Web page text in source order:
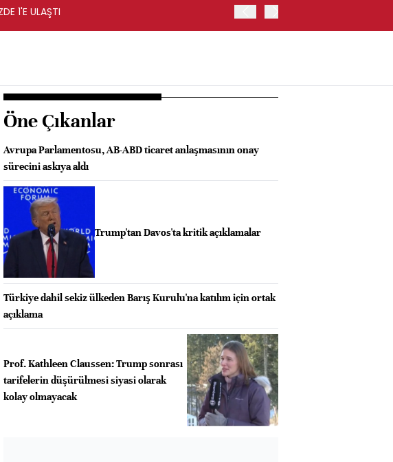
1'E ULAŞTI
Öne Çıkanlar
Avrupa Parlamentosu, AB-ABD ticaret anlaşmasının onay
sürecini askıya aldı
Trump'tan Davos'ta kritik açıklamalar
Türkiye dahil sekiz ülkeden Barış Kurulu'na katılım için ortak
açıklama
Prof. Kathleen Claussen: Trump sonrası
tarifelerin düşürülmesi siyasi olarak
kolay olmayacak